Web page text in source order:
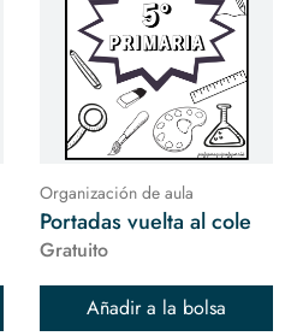
Organización de aula
Portadas vuelta al cole
Gratuito
Añadir a la bolsa